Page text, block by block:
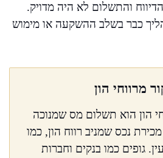
והתשלום לא היה מדויק.
כבר בשלב ההשקעה או מימוש
מרווחי הון
הון הוא תשלום מס שמנוכה
נכס שמניב רווח הון, כמו
גופים כמו בנקים וחברות